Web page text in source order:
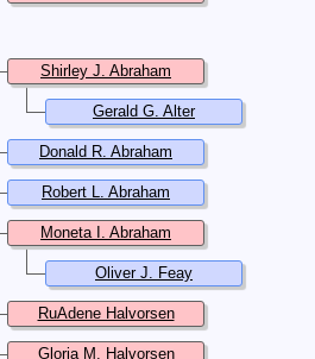
Shirley J. Abraham
Gerald G. Alter
Donald R. Abraham
Robert L. Abraham
Moneta I. Abraham
Oliver J. Feay
RuAdene Halvorsen
Gloria M. Halvorsen